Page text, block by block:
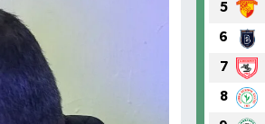
5
6
7
8